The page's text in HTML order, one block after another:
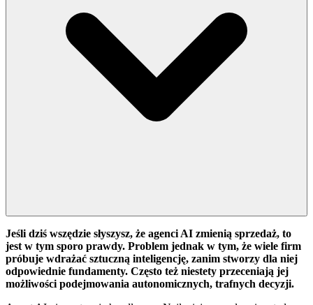
Jeśli dziś wszędzie słyszysz, że agenci AI zmienią sprzedaż, to
jest w tym sporo prawdy. Problem jednak w tym, że wiele firm
próbuje wdrażać sztuczną inteligencję, zanim stworzy dla niej
odpowiednie fundamenty. Często też niestety przeceniają jej
możliwości podejmowania autonomicznych, trafnych decyzji.